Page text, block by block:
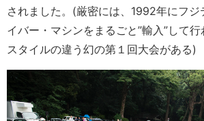
されました。(厳密には、1992年にフジ
イバー・マシンをまるごと”輸入”して行
スタイルの違う幻の第１回大会がある)